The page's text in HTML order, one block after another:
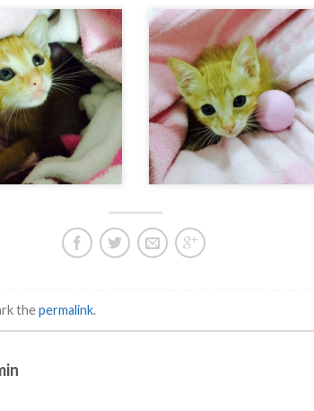
thepermalink.